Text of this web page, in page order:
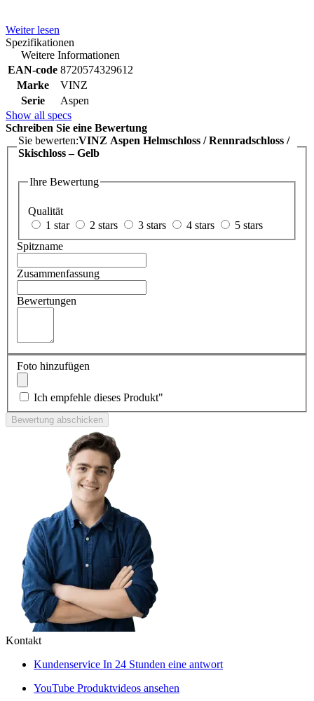
Weiter lesen
Spezifikationen
Weitere Informationen
EAN-code 8720574329612
Marke
VINZ
Serie
Aspen
Show all specs
Schreiben Sie eine Bewertung
Sie bewerten:VINZ Aspen Helmschloss / Rennradschloss /
Skischloss – Gelb
Ihre Bewertung
Qualität
1 star
2 stars 3 stars 4 stars
5 stars
Spitzname
Zusammenfassung
Bewertungen
Foto hinzufügen
Ich empfehle dieses Produkt"
Bewertung abschicken
Kontakt
Kundenservice In 24 Stunden eine antwort
YouTube Produktvideos ansehen